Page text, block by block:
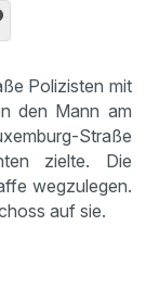
Polizisten mit
den Mann am
Straße
zielte. Die
wegzulegen.
auf sie.